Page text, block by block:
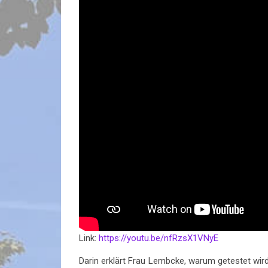
Link: https://youtu.be/nfRzsX1VNyE
Darin erklärt Frau Lembcke, warum getestet